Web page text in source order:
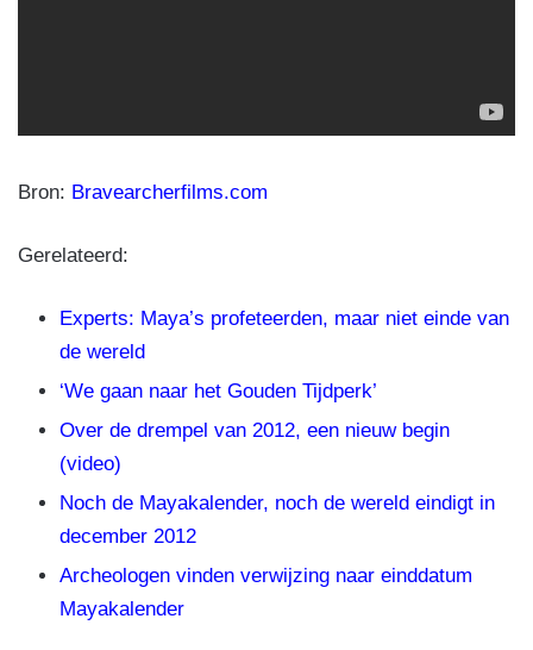
Bron: Bravearcherfilms.com
Gerelateerd:
Experts: Maya’s profeteerden, maar niet einde van
de wereld
‘We gaan naar het Gouden Tijdperk’
Over de drempel van 2012, een nieuw begin
(video)
Noch de Mayakalender, noch de wereld eindigt in
december 2012
Archeologen vinden verwijzing naar einddatum
Mayakalender